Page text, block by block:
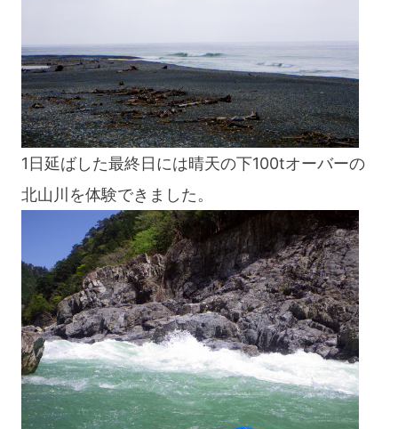
1日延ばした最終日には晴天の下100tオーバーの
北山川を体験できました。